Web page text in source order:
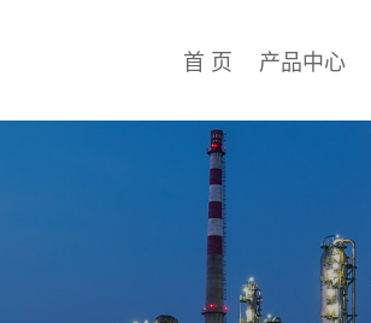
首 页 产品中心
产品中心
解决方案
新闻资讯
关于美特瑞